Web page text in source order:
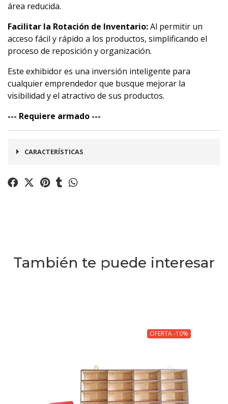
área reducida.
Facilitar la Rotación de Inventario:Al permitir un
acceso fácil y rápido a los productos, simplificando el
proceso de reposición y organización.
Este exhibidor es una inversión inteligente para
cualquier emprendedor que busque mejorar la
visibilidad y el atractivo de sus productos.
--- Requiere armado ---
CARACTERÍSTICAS
También te puede interesar
OFERTA -10%